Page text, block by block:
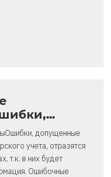
допущенные
учета, отразятся
т.к. в них будет
Ошибочные